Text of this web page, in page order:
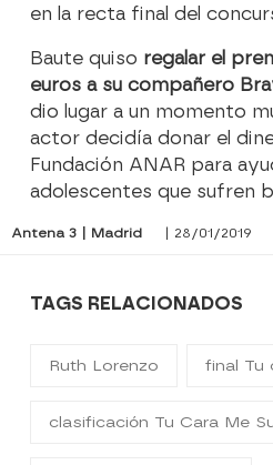
en la recta final del
Baute quiso regalar el
euros a su compañero
dio lugar a un momento
actor decidía donar el
Fundación ANAR para
adolescentes que sufren
Antena 3 | Madrid | 28/01/2019
TAGS RELACIONADOS
Ruth Lorenzo final Tu
clasificación Tu Cara Me